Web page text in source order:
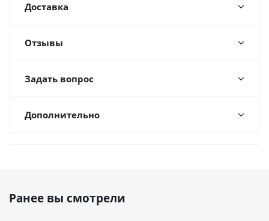
Доставка
Отзывы
Задать вопрос
Дополнительно
Ранее вы смотрели